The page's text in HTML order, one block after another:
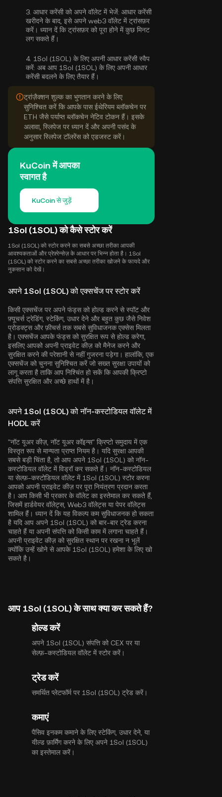
3. आधार करेंसी को अपने वॉलेट में भेजें: आधार करेंसी
खरीदने के बाद, इसे अपने web3 वॉलेट में ट्रांसफ़र
करें। ध्यान दें कि ट्रांसफ़र को पूरा होने में कुछ मिनट
लग सकते हैं।
4. 1Sol (1SOL) के लिए अपनी आधार करेंसी स्वैप
करें: अब आप 1Sol (1SOL) के लिए अपनी आधार
करेंसी बदलने के लिए तैयार हैं।
ट्रांज़ैक्शन शुल्क का भुगतान करने के लिए
सुनिश्चित करें कि आपके पास ईथेरियम ब्लॉकचेन पर
ETH जैसे पर्याप्त ब्लॉकचेन नेटिव टोकन हैं। इसके
अलावा, स्लिपेज पर ध्यान दें और अपनी पसंद के
अनुसार स्लिपेज टॉलरेंस को एडजस्ट करें।
KuCoin में आपका
स्वागत है
KuCoin से जुड़ें
1Sol (1SOL) को कैसे स्टोर करें
1Sol (1SOL) को स्टोर करने का सबसे अच्छा तरीका आपकी
आवश्यकताओं और प्रेफ़्रेन्सेज़ के आधार पर भिन्न होता है। 1Sol
(1SOL) को स्टोर करने का सबसे अच्छा तरीका खोजने के फायदे और
नुकसान को देखें।
अपने 1Sol (1SOL) को एक्सचेंज पर स्टोर करें
किसी एक्सचेंज पर अपने फंड्स को होल्ड करने से स्पॉट और
फ़्यूचर्स ट्रेडिंग, स्टेकिंग, उधार देने और बहुत कुछ जैसे निवेश
प्रोडक्ट्स और फ़ीचर्स तक सबसे सुविधाजनक एक्सेस मिलता
है। एक्सचेंज आपके फंड्स को सुरक्षित रूप से होल्ड करेगा,
इसलिए आपको अपनी प्राइवेट कीज़ को मैनेज करने और
सुरक्षित करने की परेशानी से नहीं गुजरना पड़ेगा। हालांकि, एक
एक्सचेंज को चुनना सुनिश्चित करें जो सख्त सुरक्षा उपायों को
लागू करता है ताकि आप निश्चिंत हो सकें कि आपकी क्रिप्टो
संपत्ति सुरक्षित और अच्छे हाथों में है।
अपने 1Sol (1SOL) को नॉन-कस्टोडियल वॉलेट में
HODL करें
"नॉट यूअर कीज़, नॉट यूअर कॉइन्स" क्रिप्टो समुदाय में एक
विस्तृत रूप से मान्यता प्राप्त नियम है। यदि सुरक्षा आपकी
सबसे बड़ी चिंता है, तो आप अपने 1Sol (1SOL) को नॉन-
कस्टोडियल वॉलेट में विड्रॉ कर सकते हैं। नॉन-कस्टोडियल
या सेल्फ़-कस्टोडियल वॉलेट में 1Sol (1SOL) स्टोर करना
आपको अपनी प्राइवेट कीज़ पर पूरा नियंत्रण प्रदान करता
है। आप किसी भी प्रकार के वॉलेट का इस्तेमाल कर सकते हैं,
जिसमें हार्डवेयर वॉलेट्स, Web3 वॉलेट्स या पेपर वॉलेट्स
शामिल हैं। ध्यान दें कि यह विकल्प कम सुविधाजनक हो सकता
है यदि आप अपने 1Sol (1SOL) को बार-बार ट्रेड करना
चाहते हैं या अपनी संपत्ति को किसी काम में लगाना चाहते हैं।
अपनी प्राइवेट कीज़ को सुरक्षित स्थान पर रखना न भूलें
क्योंकि उन्हें खोने से आपके 1Sol (1SOL) हमेशा के लिए खो
सकते है।
आप 1Sol (1SOL) के साथ क्या कर सकते हैं?
होल्ड करें
अपने 1Sol (1SOL) संपत्ति को CEX पर या
सेल्फ़-कस्टोडियल वॉलेट में स्टोर करें।
ट्रेड करें
समर्थित प्लेटफॉर्म पर 1Sol (1SOL) ट्रेड करें।
कमाएं
पैसिव इनकम कमाने के लिए स्टेकिंग, उधार देने, या
यील्ड फ़ार्मिंग करने के लिए अपने 1Sol (1SOL)
का इस्तेमाल करें।